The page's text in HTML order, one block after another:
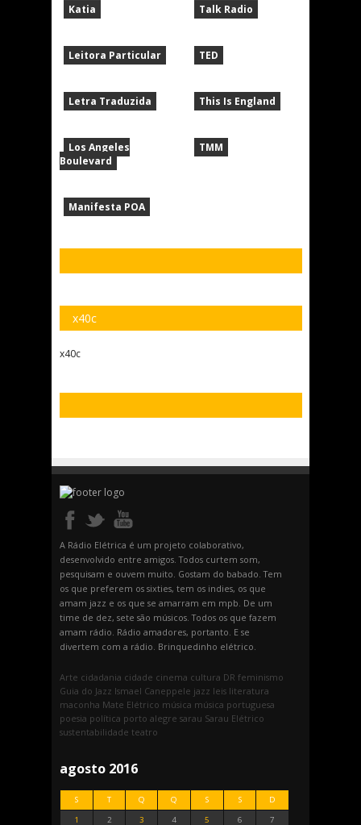
Katia
Leitora Particular
Letra Traduzida
Los Angeles
Boulevard
Manifesta POA
Talk Radio
TED
This Is England
TMM
x40c
x40c
A Rádio Elétrica é um projeto colaborativo,
desenvolvido entre amigos. Todos curtem som,
pesquisam e ouvem muito. Gostam do babado. Tem
os que preferem os sixties, tem os indies, os que
amam jazz e os que se amarram em mpb. De um
time de dez, sete são músicos. Todos os que fazem
amam rádio. Rádio amadores, portanto. E se
divertem com a rádio. Brinquedinho elétrico.
Arte cidadania cidade cinema cultura DR feminismo
Guia do Jazz Ismael Caneppele jazz leis literatura
maconha Mate Elétrico música música portuguesa
poesia política porto alegre sarau Sarau Elétrico
sustentabilidade teatro
agosto 2016
S T Q Q S S
D
1
2 3 4 5 6 7